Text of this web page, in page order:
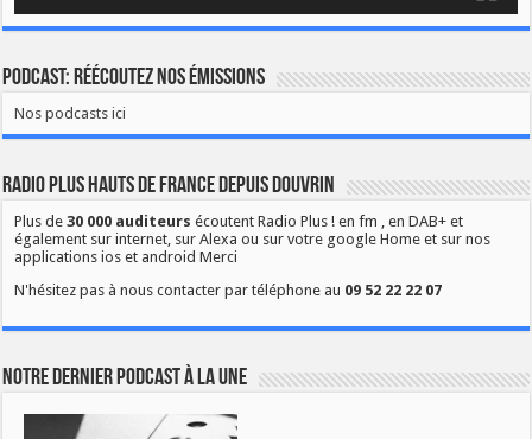
Podcast: Réécoutez nos émissions
Nos podcasts ici
Radio Plus Hauts de France depuis Douvrin
Plus de30 000 auditeurs écoutent Radio Plus ! en fm , en DAB+ et
également sur internet, sur Alexa ou sur votre google Home et sur nos
applications ios et android Merci
N'hésitez pas à nous contacter par téléphone au 09 52 22 22 07
Notre dernier podcast à la une